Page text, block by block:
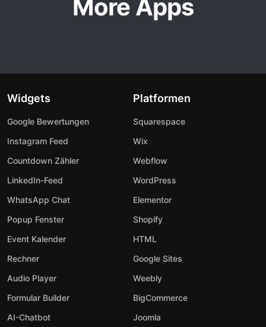
More Apps
Widgets
Google Bewertungen
Instagram Feed
Countdown Zähler
LinkedIn-Feed
WhatsApp Chat
Popup Fenster
Event Kalender
Rechner
Audio Player
Formular Builder
AI-Chatbot
Platformen
Squarespace
Wix
Webflow
WordPress
Elementor
Shopify
HTML
Google Sites
Weebly
BigCommerce
Joomla